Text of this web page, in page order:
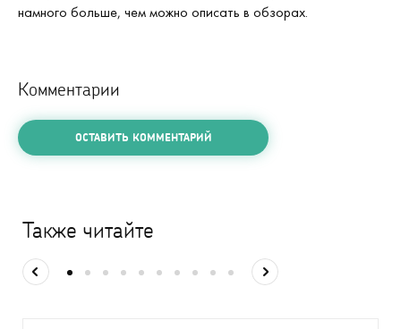
намного больше, чем можно описать в обзорах.
Комментарии
ОСТАВИТЬ КОММЕНТАРИЙ
Также читайте